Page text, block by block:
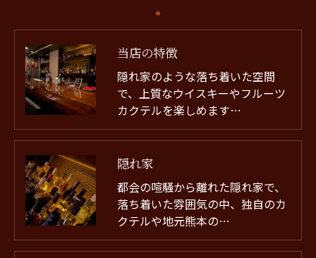
当店の特徴
隠れ家のような落ち着いた空間
で、上質なウイスキーやフルーツ
カクテルを楽しめます…
隠れ家
都会の喧騒から離れた隠れ家で、
落ち着いた雰囲気の中、独自のカ
クテルや地元熊本の…